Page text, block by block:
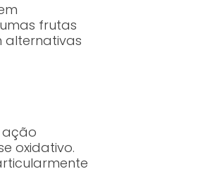
frutas
alternativas
ação
oxidativo.